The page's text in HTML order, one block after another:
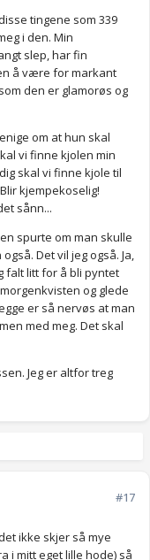
tingene som 339
i den. Min
slep, har fin
å være for markant
den er glamorøs og
om at hun skal
vi finne kjolen min
skal vi finne kjole til
kjempekoselig!
sånn...
spurte om man skulle
Det vil jeg også. Ja,
falt litt for å bli pyntet
og glede
er så nervøs at man
med meg. Det skal
Jeg er altfor treg
#17
ikke skjer så mye
i mitt eget lille hode) så